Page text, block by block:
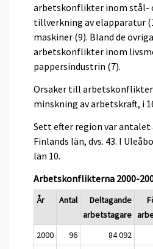
arbetskonflikter inom stål-
tillverkning av elapparatur
maskiner (9). Bland de
arbetskonflikter inom
pappersindustrin (7).
Orsaker till
minskning av arbetskraft, i
Sett efter region var
Finlands län, dvs. 43. I
län 10.
Arbetskonflikterna 2000-
År Antal
Deltagande
arbetstagare
2000
96 84 092